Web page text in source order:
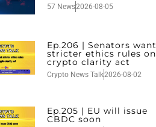
57 News2026-08-05
Ep.206 | Senators want
stricter ethics rules on
crypto clarity act
Crypto News Talk2026-08-02
Ep.205 | EU will issue
CBDC soon